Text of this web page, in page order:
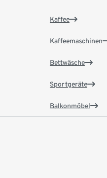
Kaffee
Kaffeemaschinen
Bettwäsche
Sportgeräte
Balkonmöbel